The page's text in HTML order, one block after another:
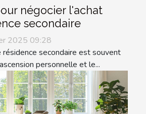
négocier l'achat
secondaire
2025 09:28
résidence secondaire est souvent
personnelle et le...